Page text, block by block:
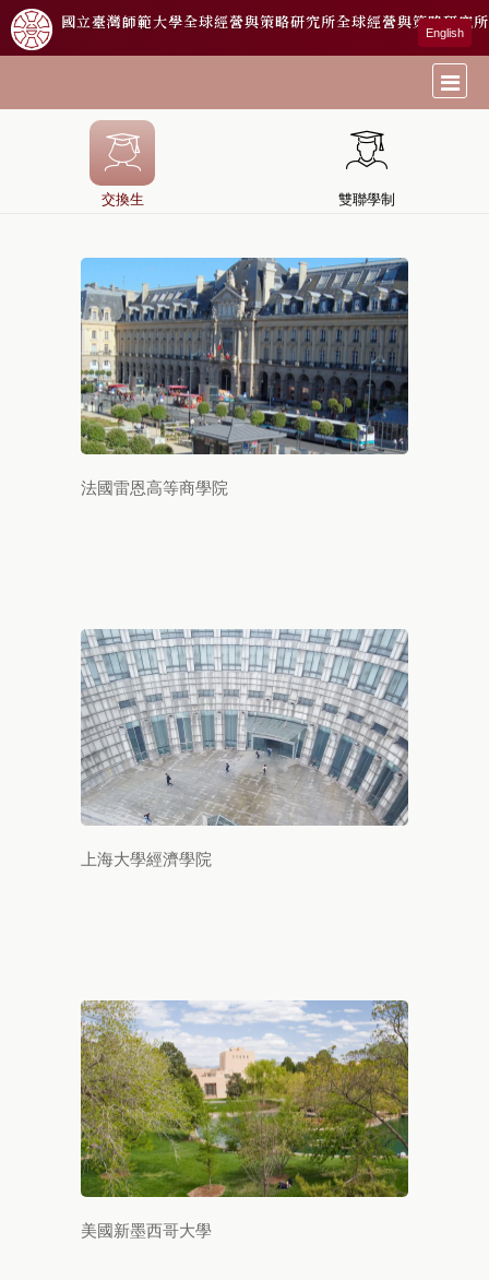
國立臺灣師範大學全球經營與策略研究所全球經營與策略研究所
English
交換生 雙聯學制
法國雷恩高等商學院
上海大學經濟學院
美國新墨西哥大學